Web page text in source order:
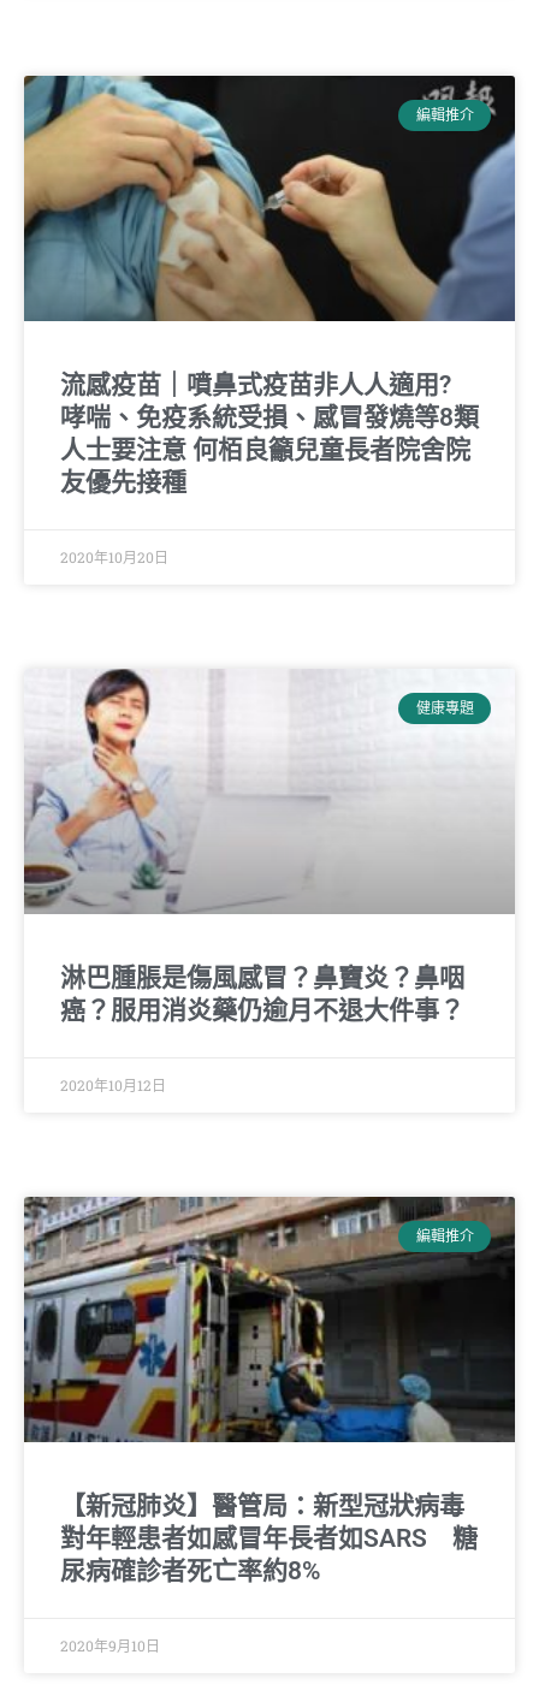
編輯推介
流感疫苗｜噴鼻式疫苗非人人適用?
哮喘、免疫系統受損、感冒發燒等8類
人士要注意 何栢良籲兒童長者院舍院
友優先接種
2020年10月20日
健康專題
淋巴腫脹是傷風感冒？鼻竇炎？鼻咽
癌？服用消炎藥仍逾月不退大件事？
2020年10月12日
編輯推介
【新冠肺炎】醫管局：新型冠狀病毒
對年輕患者如感冒年長者如SARS 糖
尿病確診者死亡率約8%
2020年9月10日